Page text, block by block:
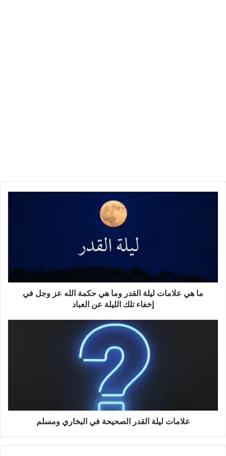
ما هي علامات ليلة القدر وما هي حكمة الله عز وجل في
إخفاء تلك الليلة عن العباد
علامات ليلة القدر الصحيحة في البخاري ومسلم